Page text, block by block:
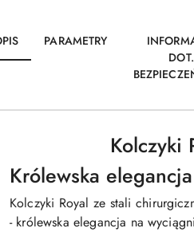
PARAMETRY
DOT.
Kolczyki
Królewska elegancja
Kolczyki Royal ze stali
- królewska elegancja na